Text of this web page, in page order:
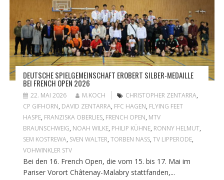
DEUTSCHE SPIELGEMEINSCHAFT EROBERT SILBER-MEDAILLE
BEI FRENCH OPEN 2026
22. MAI 2026 M.KOCH CHRISTOPHER ZENTARRA,
CP GIFHORN, DAVID ZENTARRA, FFC HAGEN, FLYING FEET
HASPE, FRANZISKA OBERLIES, FRENCH OPEN, MTV
BRAUNSCHWEIG, NOAH WILKE, PHILIP KÜHNE, RONNY HELMUT,
SEM KOSTREWA, SVEN WALTER, TORBEN NASS, TV LIPPERODE,
VOHWINKLER STV
Bei den 16. French Open, die vom 15. bis 17. Mai im
Pariser Vorort Châtenay-Malabry stattfanden,...